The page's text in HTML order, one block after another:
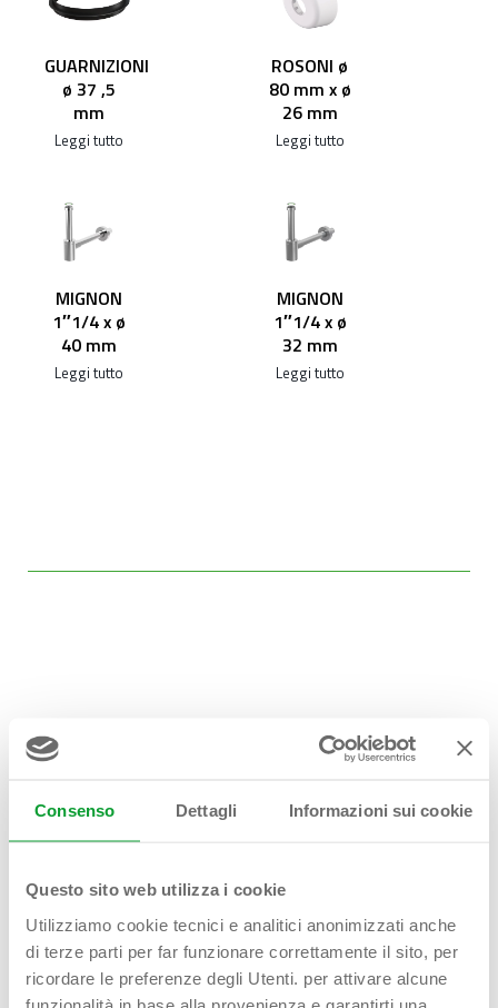
Consenso Dettagli Informazioni sui cookie
Questo sito web utilizza i cookie
Utilizziamo cookie tecnici e analitici anonimizzati anche
di terze parti per far funzionare correttamente il sito, per
ricordare le preferenze degli Utenti. per attivare alcune
funzionalità in base alla provenienza e garantirti una
GUARNIZIONI
ø 37 ,5
mm
Leggi tutto
ROSONI ø
80 mm x ø
26 mm
Leggi tutto
MIGNON
1″1/4 x ø
40 mm
Leggi tutto
MIGNON
1″1/4 x ø
32 mm
Leggi tutto
Hai bisogno di
aiuto?
Contattaci!
Nome Cognome*